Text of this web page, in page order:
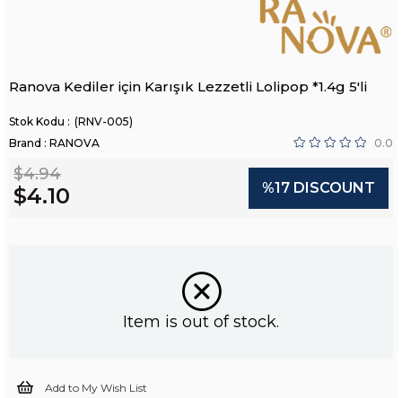
Ranova Kediler için Karışık Lezzetli Lolipop *1.4g 5'li
(RNV-005)
Brand : RANOVA 0.0
$4.94
$4.10 %17 DISCOUNT
Item is out of stock.
Add to My Wish List